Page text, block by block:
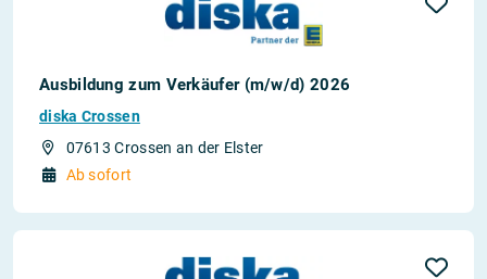
Ausbildung zum Verkäufer (m/w/d) 2026
diska Crossen
07613 Crossen an der Elster
Ab sofort